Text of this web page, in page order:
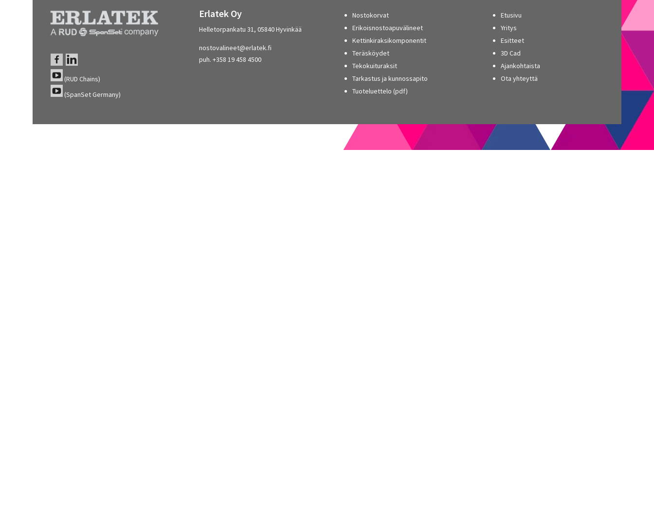
(RUD Chains)
(SpanSet Germany)
Erlatek Oy
Helletorpankatu 31, 05840 Hyvinkää
nostovalineet@erlatek.fi
puh. +358 19 458 4500
Nostokorvat
Erikoisnostoapuvälineet
Kettinkiraksikomponentit
Teräsköydet
Tekokuituraksit
Tarkastus ja kunnossapito
Tuoteluettelo (pdf)
Etusivu
Yritys
Esitteet
3D Cad
Ajankohtaista
Ota yhteyttä